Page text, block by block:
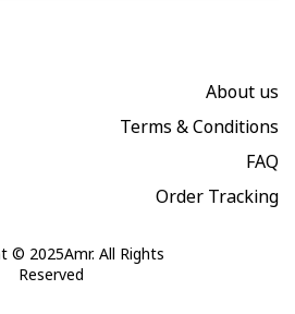
About us
Terms & Conditions
FAQ
Order Tracking
© 2025Amr. All Rights
Reserved